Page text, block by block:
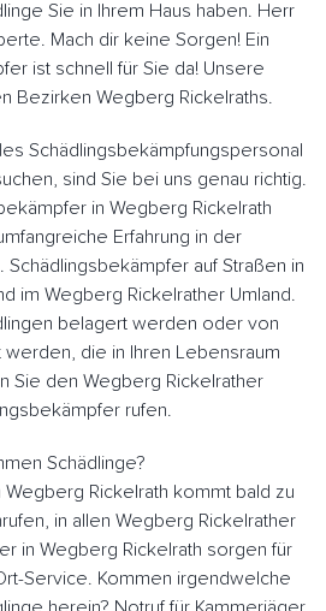
Sie in Ihrem Haus haben. Herr
Mach dir keine Sorgen! Ein
ist schnell für Sie da! Unsere
Bezirken Wegberg Rickelraths.
Schädlingsbekämpfungspersonal
sind Sie bei uns genau richtig.
in Wegberg Rickelrath
Erfahrung in der
Schädlingsbekämpfer auf Straßen in
im Wegberg Rickelrather Umland.
belagert werden oder von
werden, die in Ihren Lebensraum
Sie den Wegberg Rickelrather
rufen.
Schädlinge?
Wegberg Rickelrath kommt bald zu
in allen Wegberg Rickelrather
in Wegberg Rickelrath sorgen für
Service. Kommen irgendwelche